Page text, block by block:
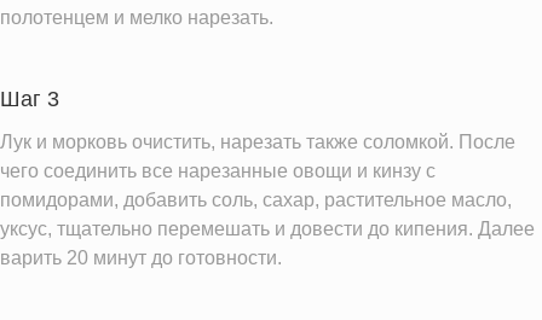
Калий
Витамин С
Витамин А
9778.5 IU
Витамин Е
215.3 мг
Насыщенные жиры
49.2 г
Добавленный сахар
4.2 ч.л.
полотенцем и мелко нарезать.
Шаг 3
Лук и морковь очистить, нарезать также соломкой. После
чего соединить все нарезанные овощи и кинзу с
помидорами, добавить соль, сахар, растительное масло,
уксус, тщательно перемешать и довести до кипения. Далее
варить 20 минут до готовности.